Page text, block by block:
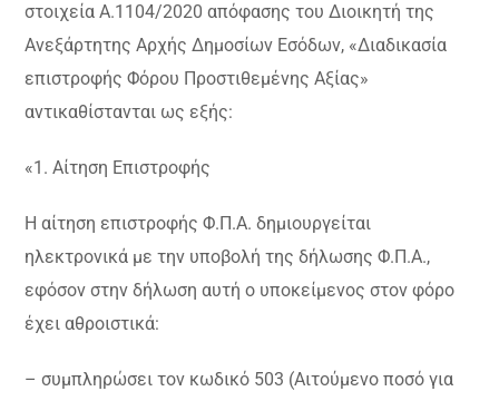
στοιχεία Α.1104/2020 απόφασης του Διοικητή της
Ανεξάρτητης Αρχής Δημοσίων Εσόδων, «Διαδικασία
επιστροφής Φόρου Προστιθεμένης Αξίας»
αντικαθίστανται ως εξής:
«1. Αίτηση Επιστροφής
Η αίτηση επιστροφής Φ.Π.Α. δημιουργείται
ηλεκτρονικά με την υποβολή της δήλωσης Φ.Π.Α.,
εφόσον στην δήλωση αυτή ο υποκείμενος στον φόρο
έχει αθροιστικά:
– συμπληρώσει τον κωδικό 503 (Αιτούμενο ποσό για